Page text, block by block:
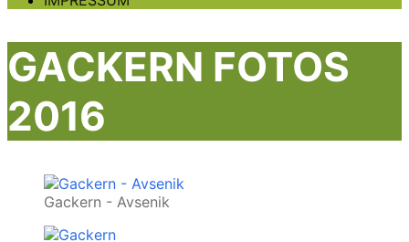
GACKERN FOTOS
2016
Gackern - Avsenik